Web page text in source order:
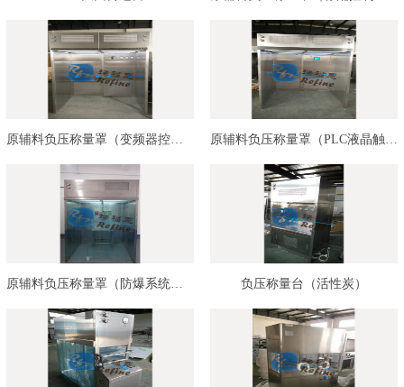
原辅料负压称量罩（变频器控制）…
原辅料负压称量罩（防爆系统控制… 负压称量台（活性炭）